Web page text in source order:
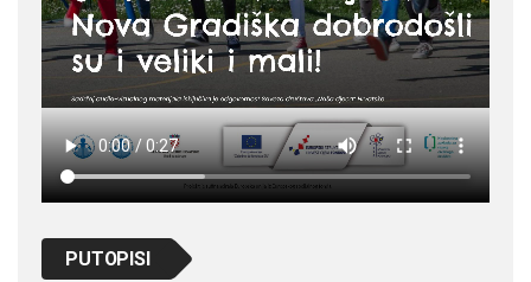
PUTOPISI